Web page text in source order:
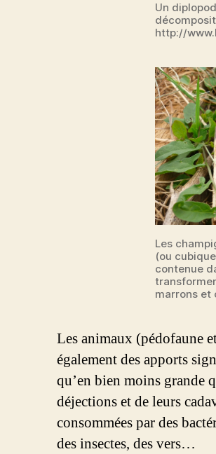
Un
http://
Les
(ou
contenue
marrons et
Les animaux (pédofaune
également des apports
qu’en bien moins grande
déjections et de leurs
consommées par des
des insectes, des vers…